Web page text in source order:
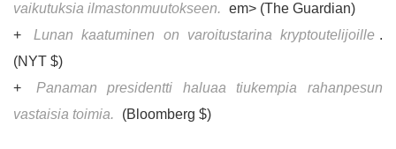
vaikutuksia ilmastonmuutokseen. em> (The Guardian)
+
Lunan kaatuminen on varoitustarina kryptoutelijoille .
(NYT $)
+
Panaman presidentti haluaa tiukempia rahanpesun
vastaisia ​​toimia.
(Bloomberg $)